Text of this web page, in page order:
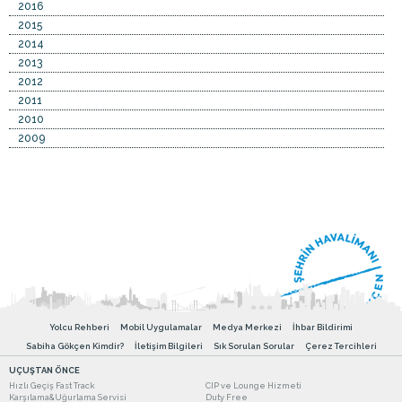
2016
2015
2014
2013
2012
2011
2010
2009
Yolcu Rehberi Mobil Uygulamalar Medya Merkezi
İhbar Bildirimi
Sabiha Gökçen Kimdir?
İletişim Bilgileri Sık Sorulan Sorular Çerez Tercihleri
UÇUŞTAN ÖNCE
Hızlı Geçiş Fast Track
CIP ve Lounge Hizmeti
Karşılama&Uğurlama Servisi
Duty Free